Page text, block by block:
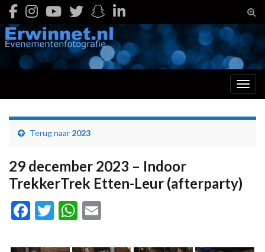
Terug naar 2023
29 december 2023 – Indoor
TrekkerTrek Etten-Leur (afterparty)
Facebook
TwitterWhatsApp